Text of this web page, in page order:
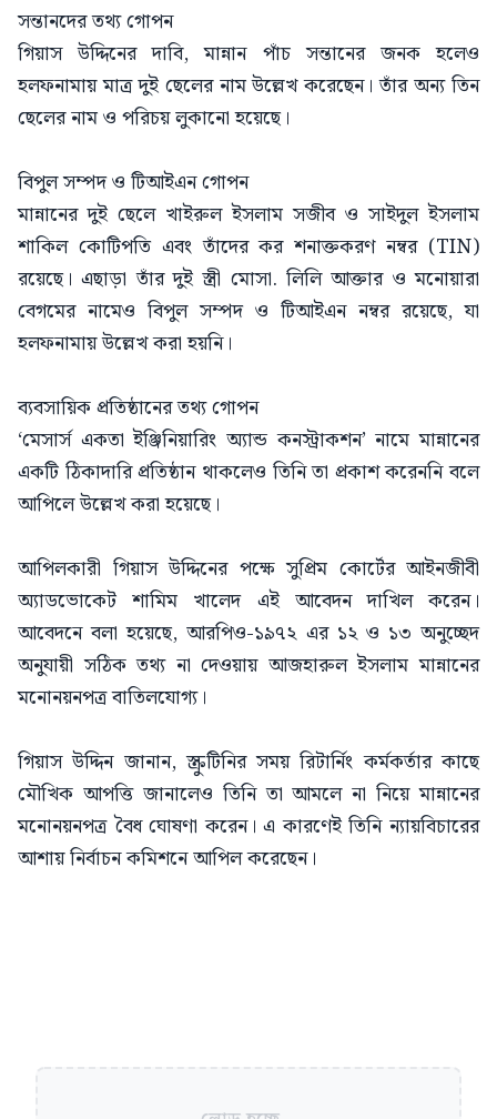
সন্তানদের তথ্য গোপন
গিয়াস উদ্দিনের দাবি, মান্নান পাঁচ সন্তানের জনক হলেও
হলফনামায় মাত্র দুই ছেলের নাম উল্লেখ করেছেন। তাঁর অন্য তিন
ছেলের নাম ও পরিচয় লুকানো হয়েছে।
বিপুল সম্পদ ও টিআইএন গোপন
মান্নানের দুই ছেলে খাইরুল ইসলাম সজীব ও সাইদুল ইসলাম
শাকিল কোটিপতি এবং তাঁদের কর শনাক্তকরণ নম্বর (TIN)
রয়েছে। এছাড়া তাঁর দুই স্ত্রী মোসা. লিলি আক্তার ও মনোয়ারা
বেগমের নামেও বিপুল সম্পদ ও টিআইএন নম্বর রয়েছে, যা
হলফনামায় উল্লেখ করা হয়নি।
ব্যবসায়িক প্রতিষ্ঠানের তথ্য গোপন
‘মেসার্স একতা ইঞ্জিনিয়ারিং অ্যান্ড কনস্ট্রাকশন’ নামে মান্নানের
একটি ঠিকাদারি প্রতিষ্ঠান থাকলেও তিনি তা প্রকাশ করেননি বলে
আপিলে উল্লেখ করা হয়েছে।
আপিলকারী গিয়াস উদ্দিনের পক্ষে সুপ্রিম কোর্টের আইনজীবী
অ্যাডভোকেট শামিম খালেদ এই আবেদন দাখিল করেন।
আবেদনে বলা হয়েছে, আরপিও-১৯৭২ এর ১২ ও ১৩ অনুচ্ছেদ
অনুযায়ী সঠিক তথ্য না দেওয়ায় আজহারুল ইসলাম মান্নানের
মনোনয়নপত্র বাতিলযোগ্য।
গিয়াস উদ্দিন জানান, স্ক্রুটিনির সময় রিটার্নিং কর্মকর্তার কাছে
মৌখিক আপত্তি জানালেও তিনি তা আমলে না নিয়ে মান্নানের
মনোনয়নপত্র বৈধ ঘোষণা করেন। এ কারণেই তিনি ন্যায়বিচারের
আশায় নির্বাচন কমিশনে আপিল করেছেন।